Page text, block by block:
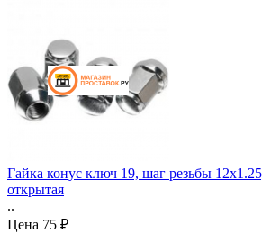
Гайка конус ключ 19, шаг резьбы
открытая
..
Цена 75 ₽